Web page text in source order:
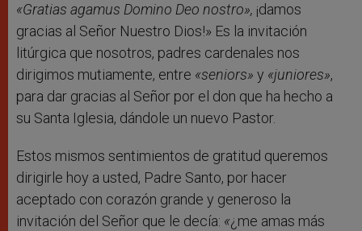
«Gratias agamus Domino Deo nostro», ¡damos
gracias al Señor Nuestro Dios!» Es la invitación
litúrgica que nosotros, padres cardenales nos
dirigimos mutiamente, entre «seniors» y «juniores»,
para dar gracias al Señor por el don que ha hecho a
su Santa Iglesia, dándole un nuevo Pastor.
Estos mismos sentimientos de gratitud queremos
dirigirle hoy a usted, Padre Santo, por hacer
aceptado con corazón grande y generoso la
invitación del Señor que le decía: «¿me amas más